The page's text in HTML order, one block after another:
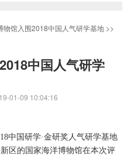
物馆入围2018中国人气研学基地 >>
中国人气研学
01-09 10:04:16
中国研学·金研奖人气研学基地
区的国家海洋博物馆在本次评